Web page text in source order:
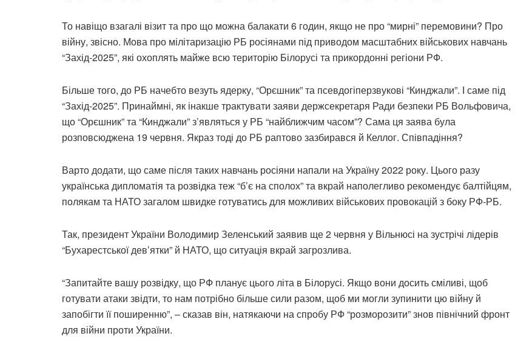
То навіщо взагалі візит та про що можна балакати 6 годин, якщо не про “мирні” перемовини? Про
війну, звісно. Мова про мілітаризацію РБ росіянами під приводом масштабних військових навчань
“Захід-2025”, які охоплять майже всю територію Білорусі та прикордонні регіони РФ.
Більше того, до РБ начебто везуть ядерку, “Орєшник” та псевдогіперзвукові “Кинджали”. І саме під
“Захід-2025”. Принаймні, як інакше трактувати заяви держсекретаря Ради безпеки РБ Вольфовича,
що “Орєшник” та “Кинджали” з’являться у РБ “найближчим часом”? Сама ця заява була
розповсюджена 19 червня. Якраз тоді до РБ раптово зазбирався й Келлог. Співпадіння?
Варто додати, що саме після таких навчань росіяни напали на Україну 2022 року. Цього разу
українська дипломатія та розвідка теж “б’є на сполох” та вкрай наполегливо рекомендує балтійцям,
полякам та НАТО загалом швидке готуватись для можливих військових провокацій з боку РФ-РБ.
Так, президент України Володимир Зеленський заявив ще 2 червня у Вільнюсі на зустрічі лідерів
“Бухарестської дев’ятки” й НАТО, що ситуація вкрай загрозлива.
“Запитайте вашу розвідку, що РФ планує цього літа в Білорусі. Якщо вони досить сміливі, щоб
готувати атаки звідти, то нам потрібно більше сили разом, щоб ми могли зупинити цю війну й
запобігти її поширенню”, – сказав він, натякаючи на спробу РФ “розморозити” знов північний фронт
для війни проти України.